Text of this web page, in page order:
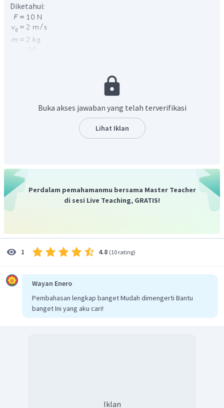
Diketahui:
Penyelesaian
Gaya normal
Arah gaya normal tegak lurus dengan bidang, sehingga
dalam soal ini arah gaya normal ke sumbu
. Karena balok
Newton. Dengan meninjau gaya-gaya pada sumbuymaka:
Buka akses jawaban yang telah terverifikasi
Lihat Iklan
Perdalam pemahamanmu bersama Master Teacher
di sesi Live Teaching, GRATIS!
1 4.8 (10 rating)
Wayan Enero
Pembahasan lengkap banget Mudah dimengerti Bantu
banget Ini yang aku cari!
Iklan